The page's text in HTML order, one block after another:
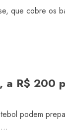
que cobre os
a R$ 200
podem